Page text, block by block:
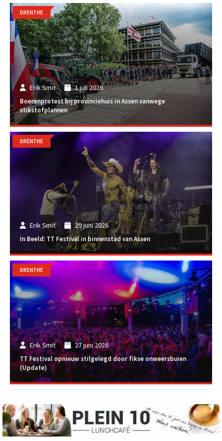
Erik Smit 1 juli 2026
Boerenprotest bij provinciehuis in Assen vanwege
stikstofplannen
DRENTHE
Erik Smit 29 juni 2026
In Beeld: TT Festival in binnenstad van Assen
DRENTHE
Erik Smit 27 juni 2026
TT Festival opnieuw stilgelegd door fikse onweersbuien
(Update)
DRENTHE